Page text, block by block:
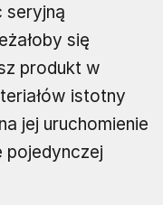
seryjną
się
produkt w
istotny
jej uruchomienie
pojedynczej